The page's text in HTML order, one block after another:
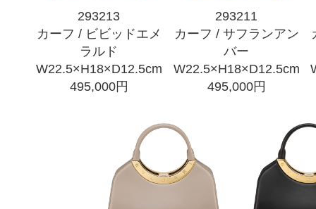
293213
カーフ / ビビッドエメ
ラルド
W22.5×H18×D12.5cm
495,000円
293211
カーフ / サフランアン
バー
W22.5×H18×D12.5cm
495,000円